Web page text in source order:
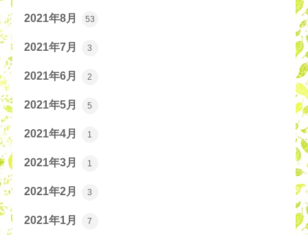
2021年8月 53
2021年7月 3
2021年6月 2
2021年5月 5
2021年4月 1
2021年3月 1
2021年2月 3
2021年1月 7